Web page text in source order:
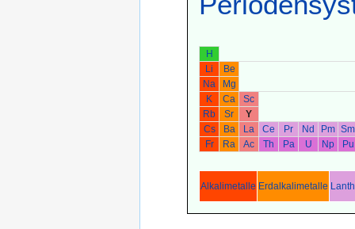
H
Li
Be
Na
Mg
K
Ca
Sc
Rb
Sr
Y
Cs
Ba La Ce Pr Nd Pm
Sm
Fr
Ra Ac Th Pa U Np Pu
Alkalimetalle Erdalkalimetalle